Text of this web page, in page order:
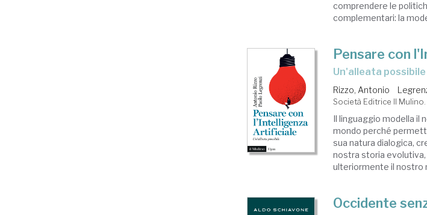
comprendere le
complementari: la
Pensare con
Un'alleata possibile
Rizzo, Antonio
Società Editrice Il
Il linguaggio modella il
mondo perché
sua natura dialogica,
nostra storia evolutiva,
ulteriormente il nostro
Occidente